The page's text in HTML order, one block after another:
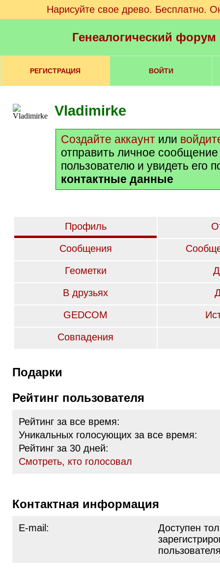
Нарисуйте свое древо. Бесплатно.
Генеалогический
РЕГИСТРАЦИЯ ВОЙТИ
Vladimirke
Создайте аккаунт или
отправить личное
пользователю и увидеть его
контактные данные
Профиль
Сообщения
Геометки
В друзьях
GEDCOM
Совпадения
Подарки
Рейтинг пользователя
Рейтинг за все время:
Уникальных голосующих за все время:
Рейтинг за 30 дней:
Cмотреть, кто голосовал
Контактная информация
E-mail:
Доступен